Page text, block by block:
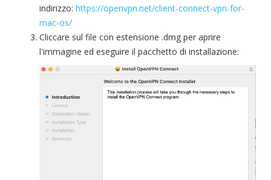
indirizzo: https://openvpn.net/client-connect-vpn-for-
mac-os/
Cliccare sul file con estensione .dmg per aprire
l'immagine ed eseguire il pacchetto di installazione: